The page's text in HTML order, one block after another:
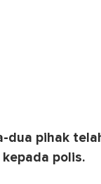
dua pihak
polis.